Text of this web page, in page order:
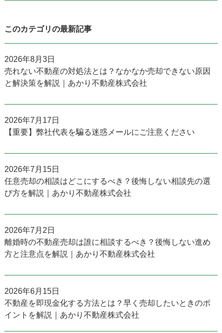
このカテゴリの最新記事
2026年8月3日
売れない不動産の対処法とは？なかなか売却できない原因
と解決策を解説｜あかり不動産株式会社
2026年7月17日
【重要】弊社代表を騙る迷惑メールにご注意ください
2026年7月15日
任意売却の相談はどこにするべき？後悔しない相談先の選
び方を解説｜あかり不動産株式会社
2026年7月2日
離婚時の不動産売却は誰に相談するべき？後悔しない進め
方と注意点を解説｜あかり不動産株式会社
2026年6月15日
不動産を即現金化する方法とは？早く売却したいときのポ
イントを解説｜あかり不動産株式会社